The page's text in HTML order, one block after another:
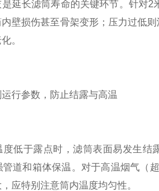
长滤筒寿命的关键环节。针对2
壁损伤甚至骨架变形；压力过低
。
参数，防止结露与高温
于露点时，滤筒表面易发生结
道和箱体保温。对于高温烟气（
应特别注意筒内温度均匀性。